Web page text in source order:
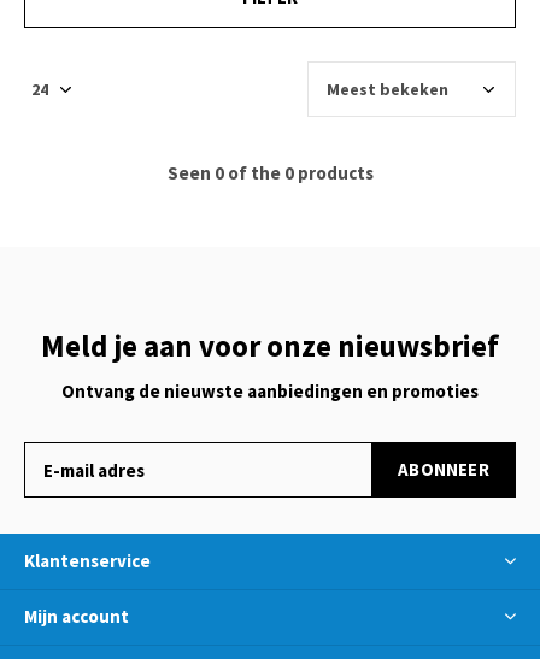
Seen 0 of the 0 products
Meld je aan voor onze nieuwsbrief
Ontvang de nieuwste aanbiedingen en promoties
ABONNEER
Klantenservice
Mijn account